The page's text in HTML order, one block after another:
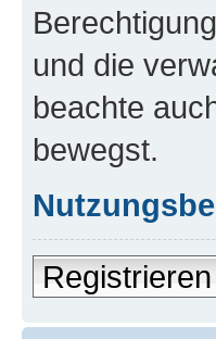
und die
beachte
bewegst.
Registrieren